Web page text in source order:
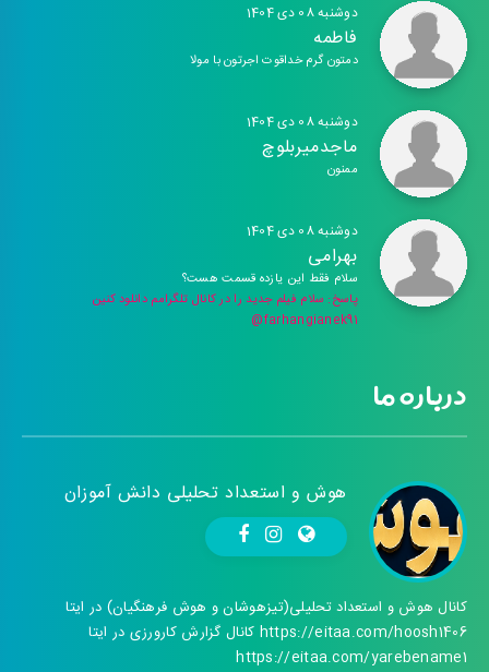
دوشنبه 08 دی 1404
فاطمه
دمتون گرم خداقوت اجرتون با مولا
دوشنبه 08 دی 1404
ماجدمیربلوچ
ممنون
دوشنبه 08 دی 1404
بهرامی
سلام فقط این یازده قسمت هست؟
پاسخ: سلام فیلم جدید را در کانال تلگرامم دانلود کنین
farhangianek91@
درباره ما
هوش و استعداد تحلیلی دانش آموزان
کانال هوش و استعداد تحلیلی(تیزهوشان و هوش فرهنگیان) در ایتا
https://eitaa.com/hoosh1406 کانال گزارش کارورزی در ایتا
https://eitaa.com/yarebename1